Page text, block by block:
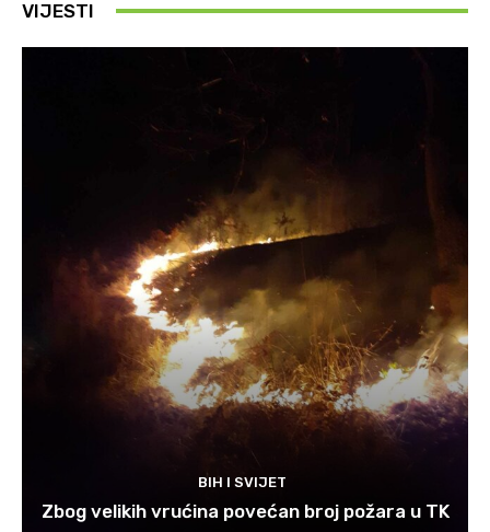
VIJESTI
BIH I SVIJET
Zbog velikih vrućina povećan broj požara u TK